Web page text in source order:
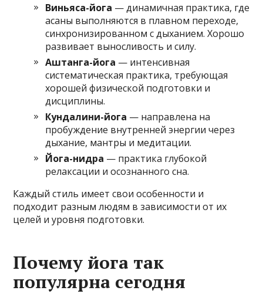
Виньяса-йога — динамичная практика, где
асаны выполняются в плавном переходе,
синхронизированном с дыханием. Хорошо
развивает выносливость и силу.
Аштанга-йога — интенсивная
систематическая практика, требующая
хорошей физической подготовки и
дисциплины.
Кундалини-йога — направлена на
пробуждение внутренней энергии через
дыхание, мантры и медитации.
Йога-нидра — практика глубокой
релаксации и осознанного сна.
Каждый стиль имеет свои особенности и
подходит разным людям в зависимости от их
целей и уровня подготовки.
Почему йога так
популярна сегодня